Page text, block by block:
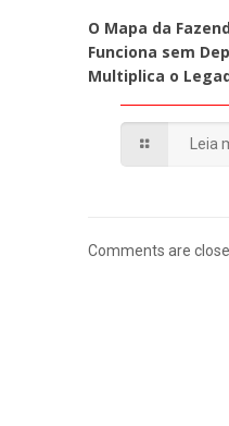
O Mapa da
Funciona sem
Multiplica o
Leia
Comments are